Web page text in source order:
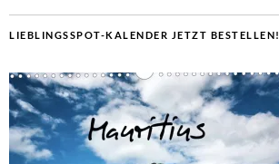
LIEBLINGSSPOT-KALENDER JETZT BESTELLEN!